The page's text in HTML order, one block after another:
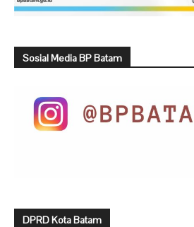
Sosial Media BP Batam
DPRD Kota Batam